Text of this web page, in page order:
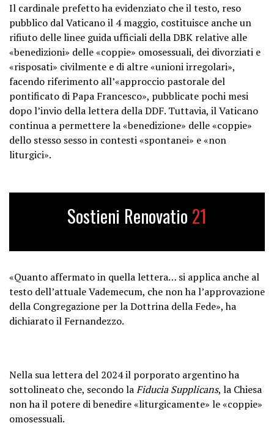
Il cardinale prefetto ha evidenziato che il testo, reso
pubblico dal Vaticano il 4 maggio, costituisce anche un
rifiuto delle linee guida ufficiali della DBK relative alle
«benedizioni» delle «coppie» omosessuali, dei divorziati e
«risposati» civilmente e di altre «unioni irregolari»,
facendo riferimento all’«approccio pastorale del
pontificato di Papa Francesco», pubblicate pochi mesi
dopo l’invio della lettera della DDF. Tuttavia, il Vaticano
continua a permettere la «benedizione» delle «coppie»
dello stesso sesso in contesti «spontanei» e «non
liturgici».
Sostieni Renovatio 21
«Quanto affermato in quella lettera… si applica anche al
testo dell’attuale Vademecum, che non ha l’approvazione
della Congregazione per la Dottrina della Fede», ha
dichiarato il Fernandezzo.
Nella sua lettera del 2024 il porporato argentino ha
sottolineato che, secondo laFiducia Supplicans, la Chiesa
non ha il potere di benedire «liturgicamente» le «coppie»
omosessuali.